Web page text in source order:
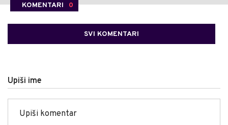
KOMENTARI 0
SVI KOMENTARI
Upiši ime